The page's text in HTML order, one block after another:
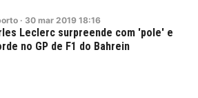
· 30 mar 2019 18:16
Leclerc surpreende com 'pole' e
no GP de F1 do Bahrein